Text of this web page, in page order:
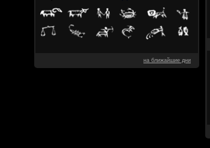
на ближайшие дни